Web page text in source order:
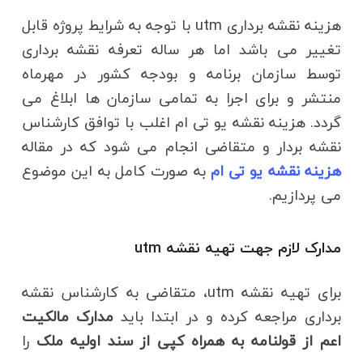
هزینه نقشه برداری utm با توجه به شرایط پروژه قابل
تغییر می باشد اما هر ساله تعرفه نقشه برداری
توسط سازمان برنامه و بودجه کشور در مهرماه
منتشر و برای اجرا به تمامی سازمان ها ابلاغ می
گردد. هزینه نقشه یو تی ام اغلب با توافق کارشناس
نقشه بردار و متقاضی انجام می شود که در مقاله
هزینه نقشه یو تی ام به صورت کامل به این موضوع
می پردازیم.
مدارک لازم جهت تهیه نقشه utm
برای تهیه نقشه utm، متقاضی به کارشناس نقشه
برداری مراجعه کرده و در ابتدا بایدمدارک مالکیت
اعم از قولنامه به همراه کپی از سند اولیه ملک را